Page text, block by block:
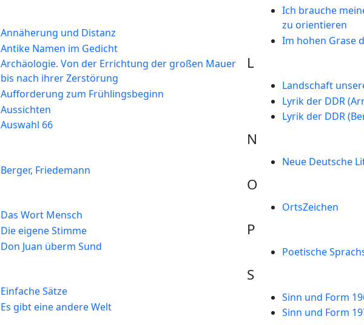
Annäherung und Distanz
Antike Namen im Gedicht
Archäologie. Von der Errichtung der großen Mauer
bis nach ihrer Zerstörung
Aufforderung zum Frühlingsbeginn
Aussichten
Auswahl 66
Berger, Friedemann
Das Wort Mensch
Die eigene Stimme
Don Juan überm Sund
Einfache Sätze
Es gibt eine andere Welt
Ich brauche
zu orientieren
Im hohen Grase
L
Landschaft
Lyrik der DDR
Lyrik der DDR
N
Neue Deutsche
O
OrtsZeichen
P
Poetische
S
Sinn und Form
Sinn und Form